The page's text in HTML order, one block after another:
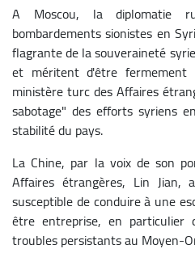
A Moscou, la diplomatie
bombardements sionistes en
flagrante de la souveraineté
et méritent d'être fermement
ministère turc des Affaires
sabotage" des efforts syriens
stabilité du pays.
La Chine, par la voix de son
Affaires étrangères, Lin Jian,
susceptible de conduire à une
être entreprise, en
troubles persistants au Moyen-